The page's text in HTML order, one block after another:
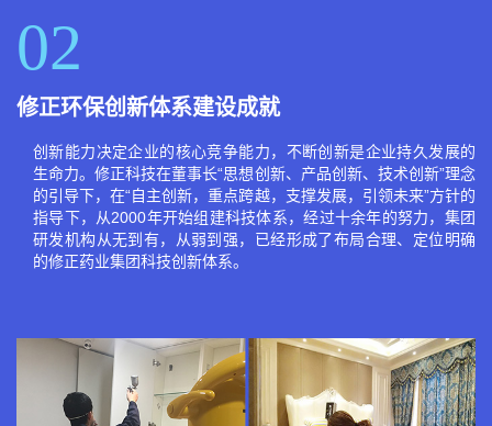
02
修正环保创新体系建设成就
创新能力决定企业的核心竞争能力，不断创新是企业持久发展的
生命力。修正科技在董事长“思想创新、产品创新、技术创新”理念
的引导下，在“自主创新，重点跨越，支撑发展，引领未来”方针的
指导下，从2000年开始组建科技体系，经过十余年的努力，集团
研发机构从无到有，从弱到强，已经形成了布局合理、定位明确
的修正药业集团科技创新体系。